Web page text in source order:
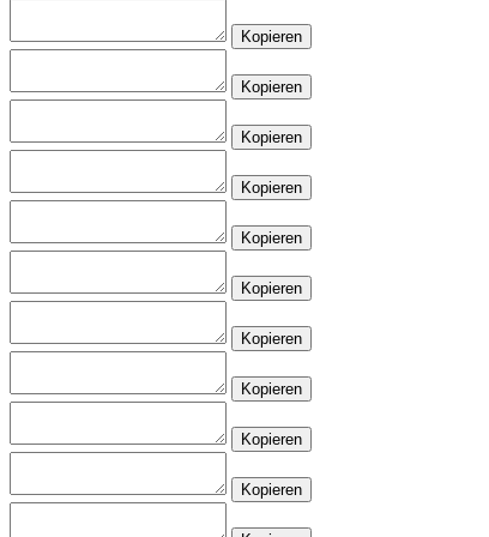
Kopieren
Kopieren
Kopieren
Kopieren
Kopieren
Kopieren
Kopieren
Kopieren
Kopieren
Kopieren